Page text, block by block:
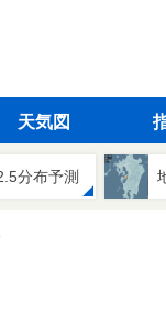
天気図
分布予測